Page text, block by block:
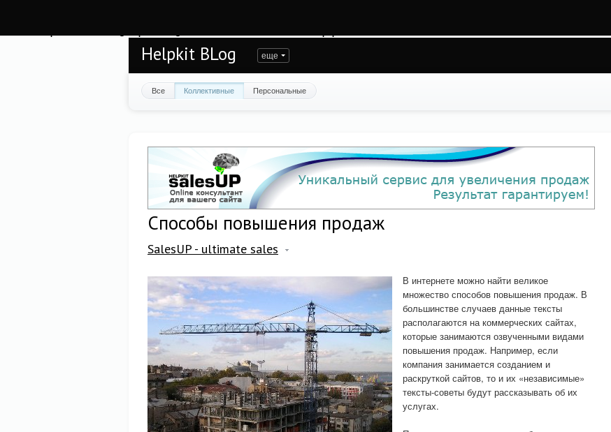
Helpkit BLog еще
Все Коллективные Персональные
Способы повышения продаж
SalesUP - ultimate sales
В интернете можно найти великое
множество способов повышения продаж. В
большинстве случаев данные тексты
располагаются на коммерческих сайтах,
которые занимаются озвученными видами
повышения продаж. Например, если
компания занимается созданием и
раскруткой сайтов, то и их «независимые»
тексты-советы будут рассказывать об их
услугах.